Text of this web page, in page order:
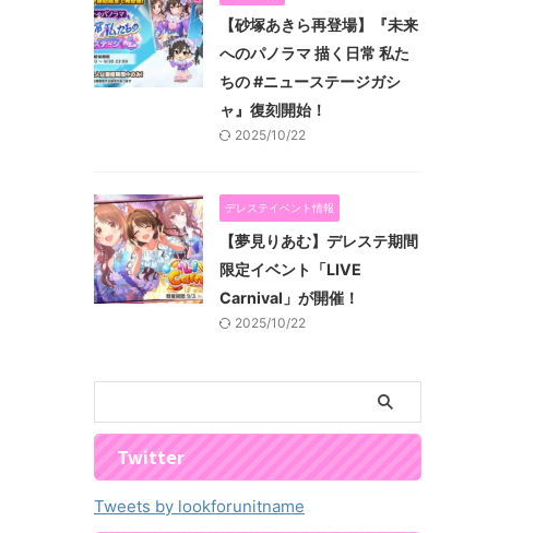
【砂塚あきら再登場】『未来
へのパノラマ 描く日常 私た
ちの #ニューステージガシ
ャ』復刻開始！
2025/10/22
デレステイベント情報
【夢見りあむ】デレステ期間
限定イベント「LIVE
Carnival」が開催！
2025/10/22
Twitter
Tweets by lookforunitname